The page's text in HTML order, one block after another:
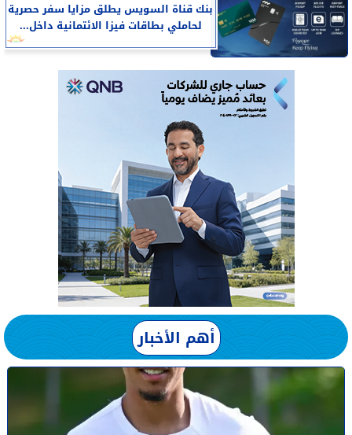
بنك قناة السويس يطلق مزايا سفر حصرية
لحاملي بطاقات فيزا الائتمانية داخل...
أهم الأخبار